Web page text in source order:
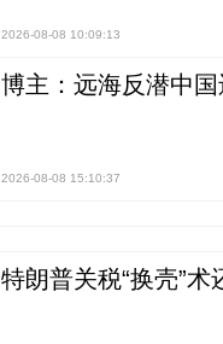
2026-08-08 10:09:13
博主：远海反潜中
2026-08-08 15:10:37
特朗普关税“换壳”